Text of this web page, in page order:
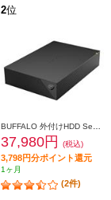
2位
37,980円 (税込)
3,798円分ポイント還元
1ヶ月
(2件)